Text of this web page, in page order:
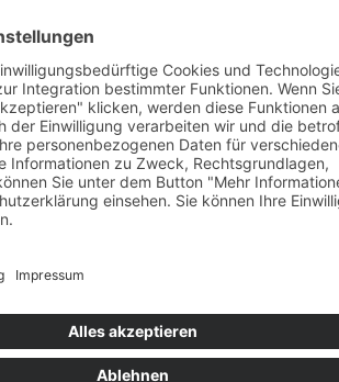
|hello@bauchwaerts-paderborn.de